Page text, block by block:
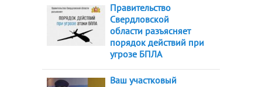
Правительство
Свердловской
области разъясняет
порядок действий при
угрозе БПЛА
Ваш участковый